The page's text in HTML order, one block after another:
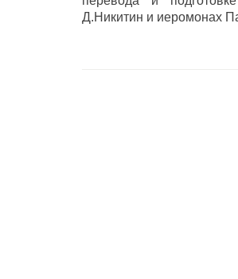
Д.Никитин и иеромонах